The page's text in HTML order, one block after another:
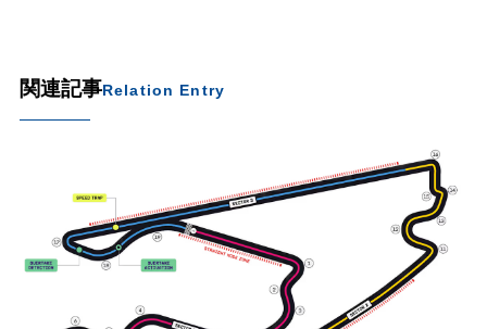
関連記事Relation Entry